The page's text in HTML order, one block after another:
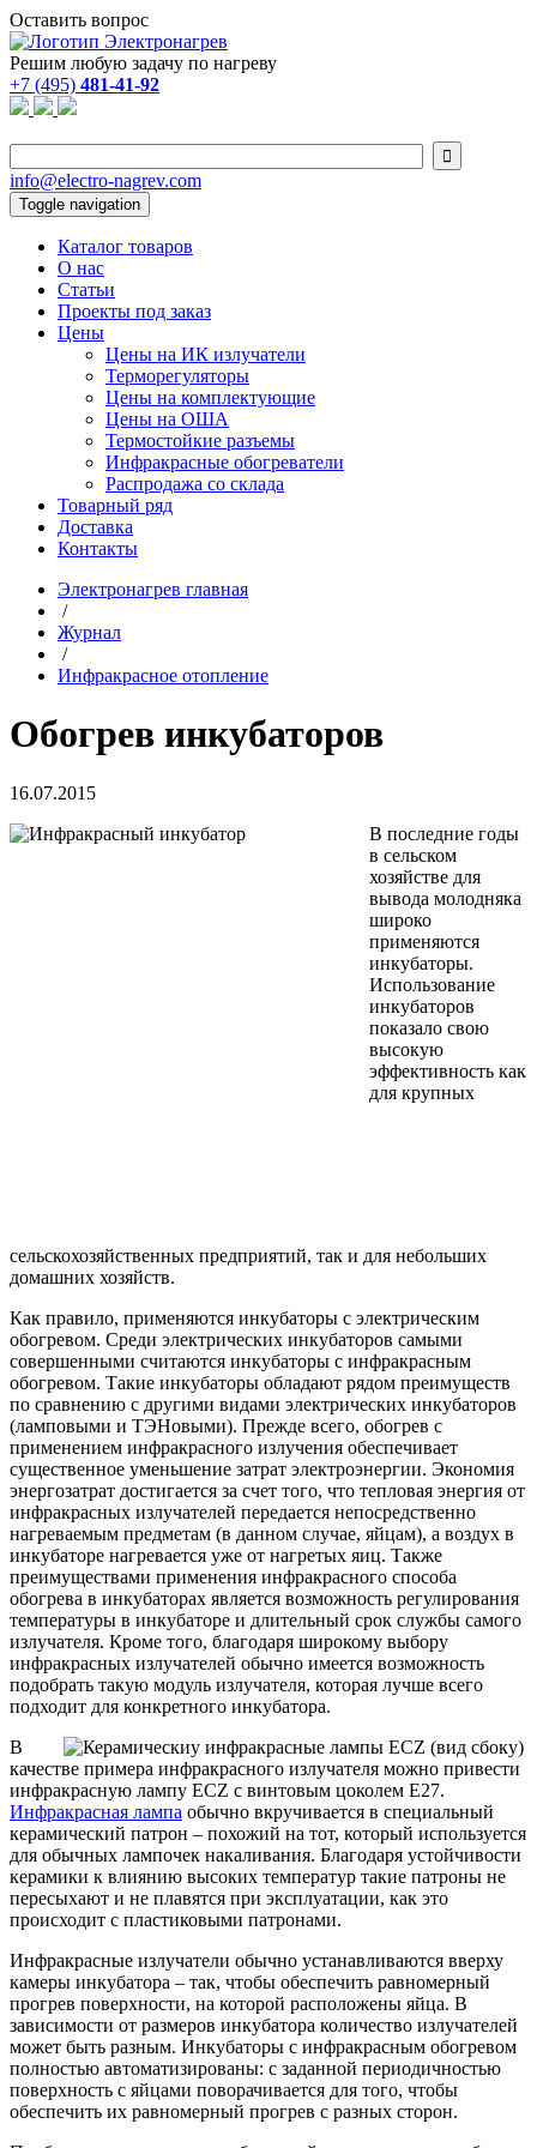
Оставить вопрос
Решим любую задачу по нагреву
+7 (495) 481-41-92

info@electro-nagrev.com
Toggle navigation
Каталог товаров
О нас
Статьи
Проекты под заказ
Цены
Цены на ИК излучатели
Терморегуляторы
Цены на комплектующие
Цены на ОША
Термостойкие разъемы
Инфракрасные обогреватели
Распродажа со склада
Товарный ряд
Доставка
Контакты
Электронагрев главная
/
Журнал
/
Инфракрасное отопление
Обогрев инкубаторов
16.07.2015
В последние годы
в сельском
хозяйстве для
вывода молодняка
широко
применяются
инкубаторы.
Использование
инкубаторов
показало свою
высокую
эффективность как
для крупных
сельскохозяйственных предприятий, так и для небольших
домашних хозяйств.
Как правило, применяются инкубаторы с электрическим
обогревом. Среди электрических инкубаторов самыми
совершенными считаются инкубаторы с инфракрасным
обогревом. Такие инкубаторы обладают рядом преимуществ
по сравнению с другими видами электрических инкубаторов
(ламповыми и ТЭНовыми). Прежде всего, обогрев с
применением инфракрасного излучения обеспечивает
существенное уменьшение затрат электроэнергии. Экономия
энергозатрат достигается за счет того, что тепловая энергия от
инфракрасных излучателей передается непосредственно
нагреваемым предметам (в данном случае, яйцам), а воздух в
инкубаторе нагревается уже от нагретых яиц. Также
преимуществами применения инфракрасного способа
обогрева в инкубаторах является возможность регулирования
температуры в инкубаторе и длительный срок службы самого
излучателя. Кроме того, благодаря широкому выбору
инфракрасных излучателей обычно имеется возможность
подобрать такую модуль излучателя, которая лучше всего
подходит для конкретного инкубатора.
В
качестве примера инфракрасного излучателя можно привести
инфракрасную лампу ECZ с винтовым цоколем Е27.
Инфракрасная лампа обычно вкручивается в специальный
керамический патрон – похожий на тот, который используется
для обычных лампочек накаливания. Благодаря устойчивости
керамики к влиянию высоких температур такие патроны не
пересыхают и не плавятся при эксплуатации, как это
происходит с пластиковыми патронами.
Инфракрасные излучатели обычно устанавливаются вверху
камеры инкубатора – так, чтобы обеспечить равномерный
прогрев поверхности, на которой расположены яйца. В
зависимости от размеров инкубатора количество излучателей
может быть разным. Инкубаторы с инфракрасным обогревом
полностью автоматизированы: с заданной периодичностью
поверхность с яйцами поворачивается для того, чтобы
обеспечить их равномерный прогрев с разных сторон.